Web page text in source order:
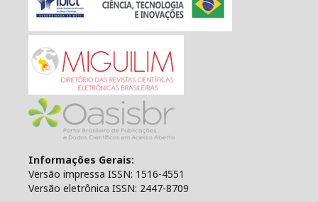
Informações Gerais:
Versão impressa ISSN: 1516-4551
Versão eletrônica ISSN: 2447-8709